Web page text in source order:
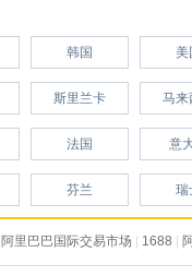
韩国 美
斯里兰卡 马来
法国 意
芬兰 瑞
阿里巴巴国际交易市场 1688